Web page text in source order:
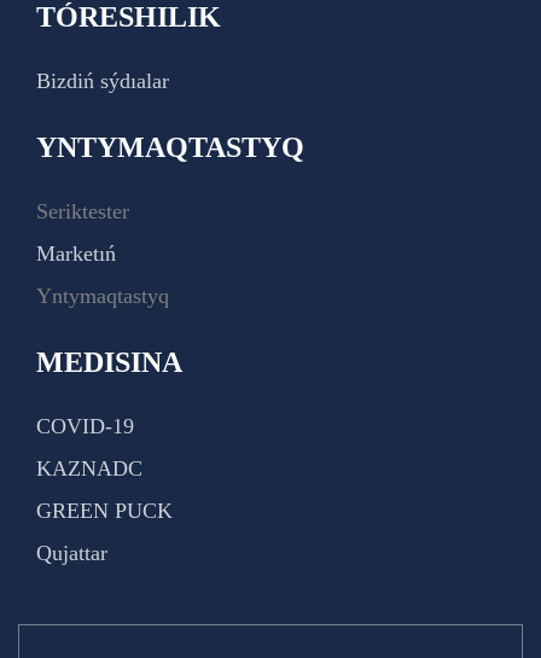
TÓRESHILIK
Bizdiń sýdıalar
YNTYMAQTASTYQ
Seriktester
Marketıń
Yntymaqtastyq
MEDISINA
COVID-19
KAZNADC
GREEN PUCK
Qujattar